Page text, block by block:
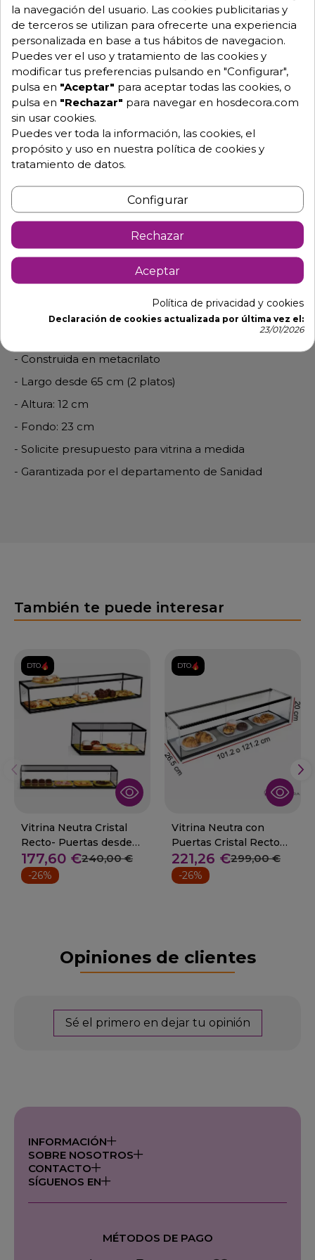
976 25 59 91
info@hosdecora.com
Hablemos
Pide tu presupuesto
Descripción Detalles de producto
Vitrina de metacrilato para tapas de barra de bar.
vitrina neutra con garantía de Sanidad. Fabricada a la
- Construida en metacrilato
- Largo desde 65 cm (2 platos)
- Altura: 12 cm
- Fondo: 23 cm
- Solicite presupuesto para vitrina a medida
- Garantizada por el departamento de Sanidad
También te puede interesar
DTO.
Vitrina Neutra Cristal
Recto- Puertas desde
55.5 a 120 cm.
177,60 €240,00 €
-26%
DTO.
Vitrina Neutra con
Puertas Cristal Recto
08-VRP+
221,26 €299,00 €
-26%
Opiniones de clientes
Sé el primero en dejar tu opinión
INFORMACIÓN
SOBRE NOSOTROS
CONTACTO
SÍGUENOS EN
MÉTODOS DE PAGO
la navegación del usuario. Las cookies publicitarias y
de terceros se utilizan para ofrecerte una experiencia
personalizada en base a tus hábitos de navegacion.
Puedes ver el uso y tratamiento de las cookies y
modificar tus preferencias pulsando en "Configurar",
pulsa en "Aceptar" para aceptar todas las cookies, o
pulsa en "Rechazar" para navegar en hosdecora.com
sin usar cookies.
Puedes ver toda la información, las cookies, el
propósito y uso en nuestra política de cookies y
tratamiento de datos.
Configurar
Rechazar
Aceptar
Política de privacidad y cookies
Declaración de cookies actualizada por última vez el:
23/01/2026